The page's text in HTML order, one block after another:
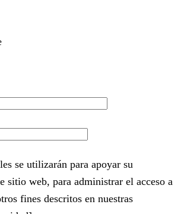
se utilizarán para apoyar su
sitio web, para administrar el acceso a
fines descritos en nuestras